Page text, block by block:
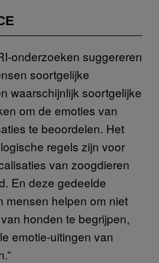
onderzoeken suggereren
soortgelijke
waarschijnlijk soortgelijke
om de emoties van
te beoordelen. Het
regels zijn voor
van zoogdieren
En deze gedeelde
mensen helpen om niet
honden te begrijpen,
emotie-uitingen van